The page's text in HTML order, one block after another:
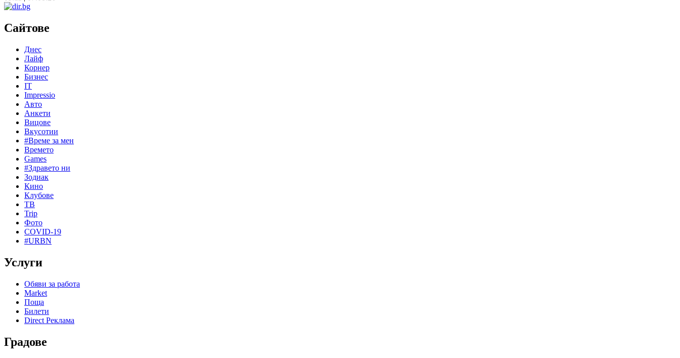
Сайтове
Днес
Лайф
Корнер
Бизнес
IT
Impressio
Авто
Анкети
Вицове
Вкусотии
#Време за мен
Времето
Games
#Здравето ни
Зодиак
Кино
Клубове
ТВ
Trip
Фото
COVID-19
#URBN
Услуги
Обяви за работа
Market
Поща
Билети
Direct Реклама
Градове